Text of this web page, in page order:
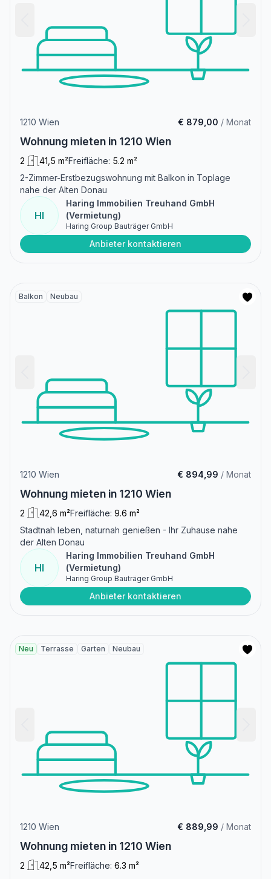
1210 Wien € 879,00 / Monat
Wohnung mieten in 1210 Wien
2 41,5 m²Freifläche: 5.2 m²
2-Zimmer-Erstbezugswohnung mit Balkon in Toplage
nahe der Alten Donau
HI
Haring Immobilien Treuhand GmbH
(Vermietung)
Haring Group Bauträger GmbH
Anbieter kontaktieren
Balkon Neubau
1210 Wien € 894,99 / Monat
Wohnung mieten in 1210 Wien
2 42,6 m²Freifläche: 9.6 m²
Stadtnah leben, naturnah genießen - Ihr Zuhause nahe
der Alten Donau
HI
Haring Immobilien Treuhand GmbH
(Vermietung)
Haring Group Bauträger GmbH
Anbieter kontaktieren
Neu Terrasse Garten Neubau
1210 Wien € 889,99 / Monat
Wohnung mieten in 1210 Wien
2 42,5 m²Freifläche: 6.3 m²